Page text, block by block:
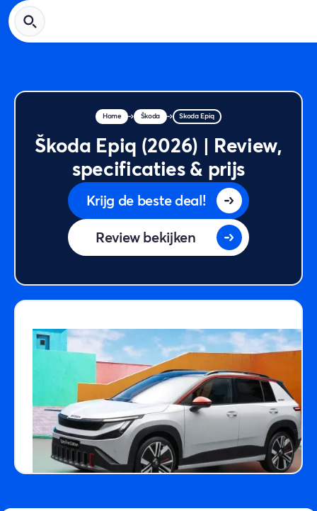
Home Škoda Škoda Epiq
Škoda Epiq (2026) | Review,
specificaties & prijs
Krijg de beste deal!
Review bekijken